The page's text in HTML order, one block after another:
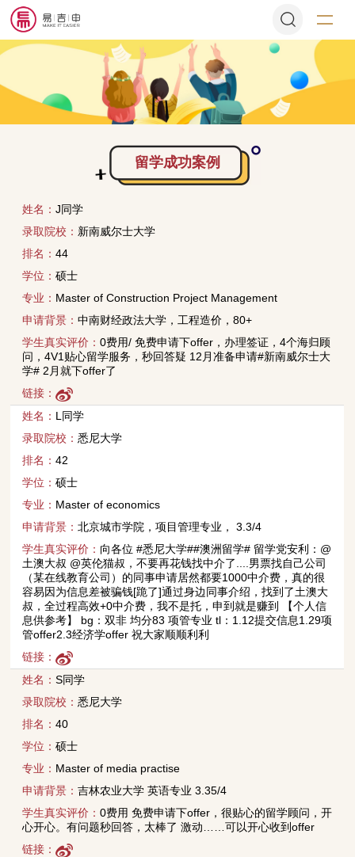
留学成功案例
姓名：J同学
录取院校： 新南威尔士大学
排名：44
学位：硕士
专业： Master of Construction Project Management
申请背景：中南财经政法大学，工程造价，80+
学生真实评价：0费用/ 免费申请下offer，办理签证，4个海归顾
问，4V1贴心留学服务，秒回答疑 12月准备申请#新南威尔士大
学# 2月就下offer了
链接：
姓名： L同学
录取院校：悉尼大学
排名：42
学位：硕士
专业： Master of economics
申请背景：北京城市学院，项目管理专业， 3.3/4
学生真实评价： 向各位 #悉尼大学##澳洲留学# 留学党安利：@
土澳大叔 @英伦猫叔，不要再花钱找中介了....男票找自己公司
（某在线教育公司）的同事申请居然都要1000中介费，真的很
容易因为信息差被骗钱[跪了]通过身边同事介绍，找到了土澳大
叔，全过程高效+0中介费，我不是托，申到就是赚到 【个人信
息供参考】 bg：双非 均分83 项管专业 tl：1.12提交信息1.29项
管offer2.3经济学offer 祝大家顺顺利利
链接：
姓名：S同学
录取院校：悉尼大学
排名：40
学位：硕士
专业： Master of media practise
申请背景：吉林农业大学 英语专业 3.35/4
学生真实评价：0费用 免费申请下offer，很贴心的留学顾问，开
心开心。有问题秒回答，太棒了 激动……可以开心收到offer
链接：